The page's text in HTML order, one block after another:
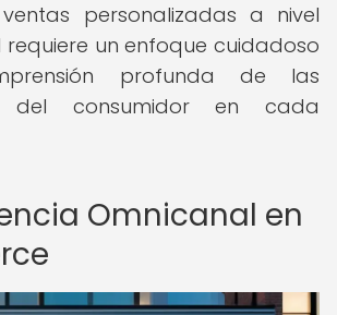
personalizadas a nivel
un enfoque cuidadoso
profunda de las
del consumidor en cada
Omnicanal en